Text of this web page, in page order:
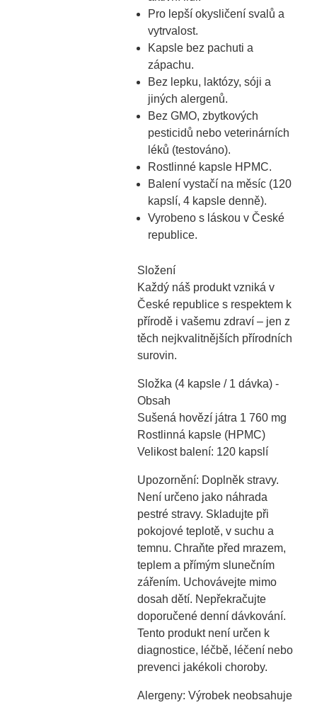
Pro lepší okysličení svalů a
vytrvalost.
Kapsle bez pachuti a
zápachu.
Bez lepku, laktózy, sóji a
jiných alergenů.
Bez GMO, zbytkových
pesticidů nebo veterinárních
léků (testováno).
Rostlinné kapsle HPMC.
Balení vystačí na měsíc (120
kapslí, 4 kapsle denně).
Vyrobeno s láskou v České
republice.
Složení
Každý náš produkt vzniká v
České republice s respektem k
přírodě i vašemu zdraví – jen z
těch nejkvalitnějších přírodních
surovin.
Složka (4 kapsle / 1 dávka) -
Obsah
Sušená hovězí játra 1 760 mg
Rostlinná kapsle (HPMC)
Velikost balení: 120 kapslí
Upozornění: Doplněk stravy.
Není určeno jako náhrada
pestré stravy. Skladujte při
pokojové teplotě, v suchu a
temnu. Chraňte před mrazem,
teplem a přímým slunečním
zářením. Uchovávejte mimo
dosah dětí. Nepřekračujte
doporučené denní dávkování.
Tento produkt není určen k
diagnostice, léčbě, léčení nebo
prevenci jakékoli choroby.
Alergeny: Výrobek neobsahuje